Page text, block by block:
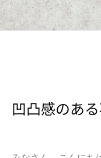
凹凸感のあ